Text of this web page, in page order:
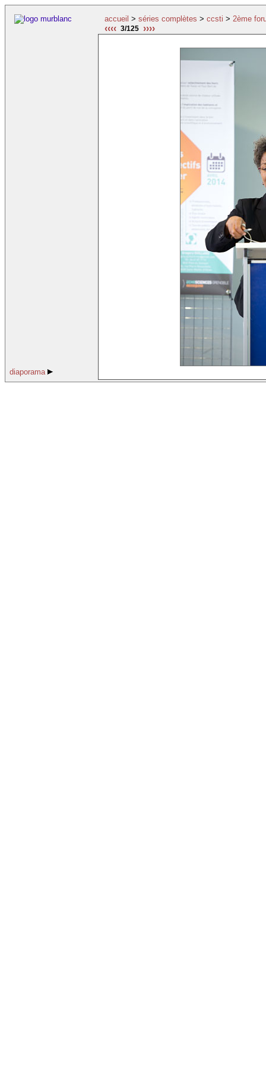
accueil > séries complètes > ccsti > 2ème
‹‹‹‹ 3/125 ››››
diaporama